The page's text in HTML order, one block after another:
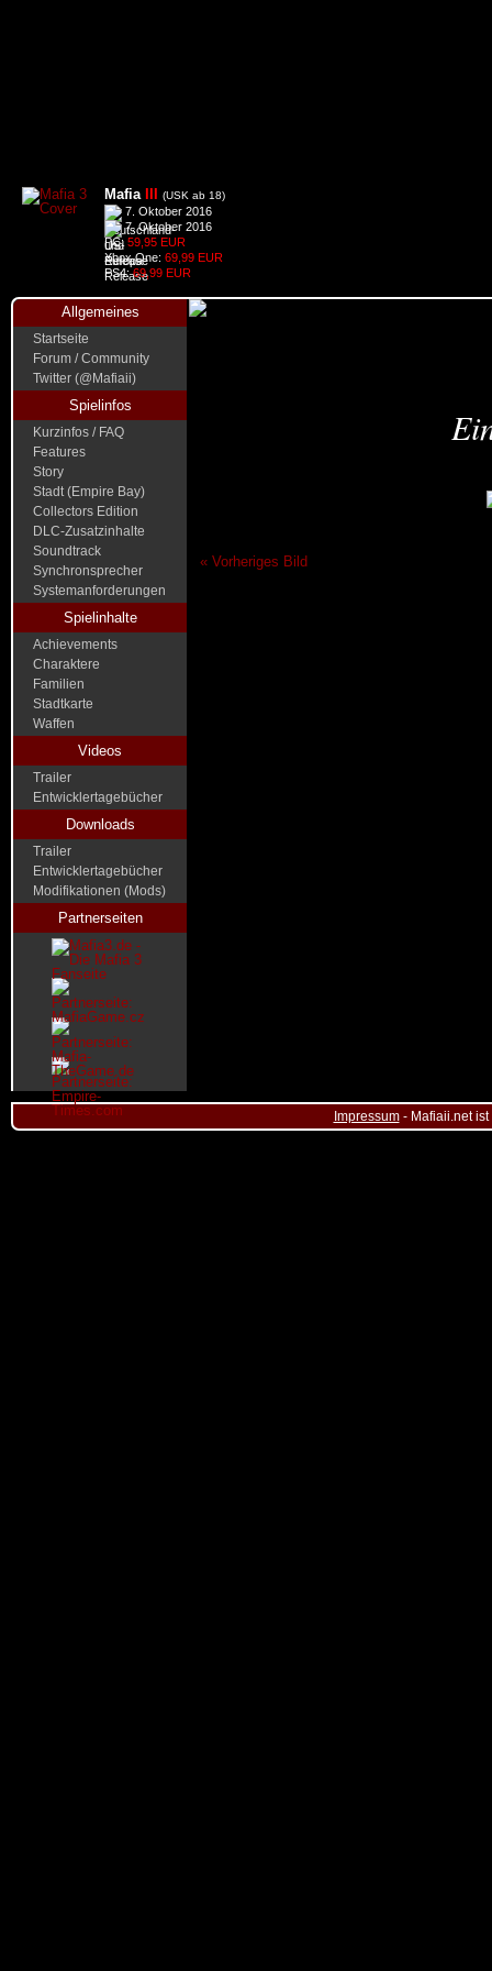
Mafia (USK ab 18)
7. Oktober 2016
7. Oktober 2016
PC: 59,95 EUR
Xbox One: 69,99 EUR
PS4:69,99 EUR
Allgemeines
Startseite
Forum / Community
Twitter (@Mafiaii)
Spielinfos
Kurzinfos / FAQ
Features
Story
Stadt (Empire Bay)
Collectors Edition
DLC-Zusatzinhalte
Soundtrack
Synchronsprecher
Systemanforderungen
Spielinhalte
Achievements
Charaktere
Familien
Stadtkarte
Waffen
Videos
Trailer
Entwicklertagebücher
Downloads
Trailer
Entwicklertagebücher
Modifikationen (Mods)
Partnerseiten
« Vorheriges Bild
Impressum- Mafiaii.net ist